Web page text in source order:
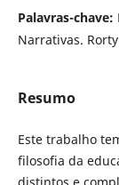
Palavras-chave:
Narrativas.
Resumo
Este trabalho
filosofia da